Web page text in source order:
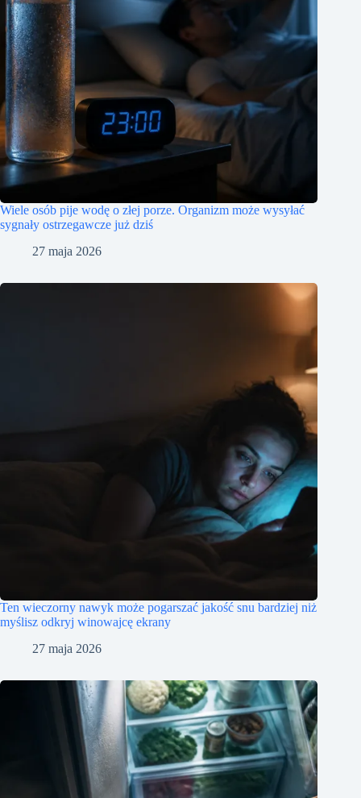
Wiele osób pije wodę o złej porze. Organizm może wysyłać
sygnały ostrzegawcze już dziś
27 maja 2026
Ten wieczorny nawyk może pogarszać jakość snu bardziej niż
myślisz odkryj winowajcę ekrany
27 maja 2026